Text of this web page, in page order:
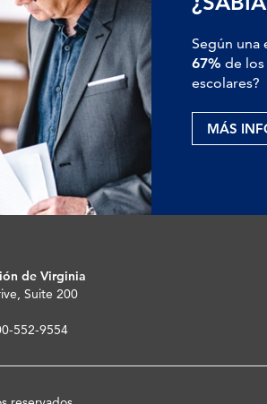
Según una
67% de
escolares?
MÁS
de Virginia
Suite 200
552-9554